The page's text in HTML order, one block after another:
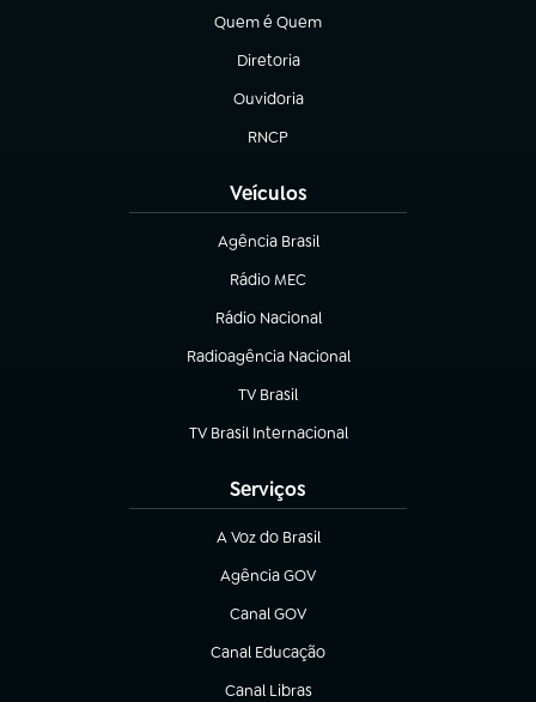
Quem é Quem
(abre em nova aba)
Diretoria
(abre em nova aba)
Ouvidoria
(abre em nova aba)
RNCP
(abre em nova aba)
Veículos
Agência Brasil
(abre em nova aba)
Rádio MEC
Rádio Nacional
(abre em nova aba)
Radioagência Nacional
(abre em nova aba)
TV Brasil
(abre em nova aba)
TV Brasil Internacional
(abre em nova aba)
Serviços
A Voz do Brasil
(abre em nova aba)
Agência GOV
(abre em nova aba)
Canal GOV
(abre em nova aba)
Canal Educação
(abre em nova aba)
Canal Libras
(abre em nova aba)